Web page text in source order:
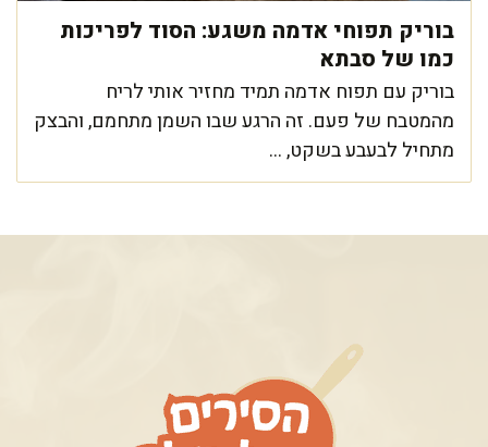
בוריק תפוחי אדמה משגע: הסוד לפריכות
כמו של סבתא
בוריק עם תפוח אדמה תמיד מחזיר אותי לריח
מהמטבח של פעם. זה הרגע שבו השמן מתחמם, והבצק
מתחיל לבעבע בשקט, ...